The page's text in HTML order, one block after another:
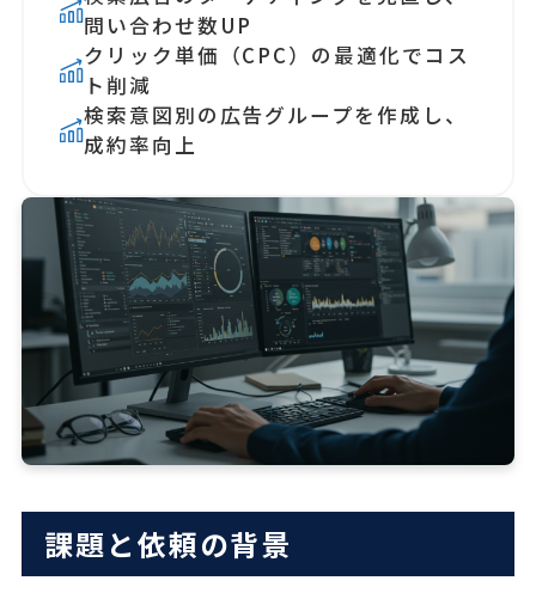
問い合わせ数UP
クリック単価（CPC）の最適化でコス
ト削減
検索意図別の広告グループを作成し、
成約率向上
課題と依頼の背景